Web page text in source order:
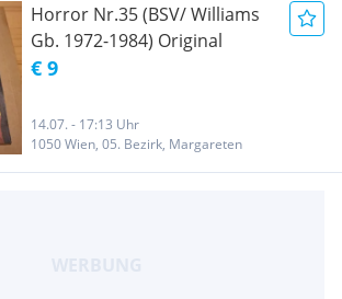
Horror Nr.35 (BSV/ Williams
Gb. 1972-1984) Original
€ 9
14.07. - 17:13 Uhr
1050 Wien, 05. Bezirk, Margareten